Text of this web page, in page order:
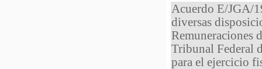
Acuerdo E/JGA/
diversas
Remuneraciones
Tribunal Federal
para el ejercicio